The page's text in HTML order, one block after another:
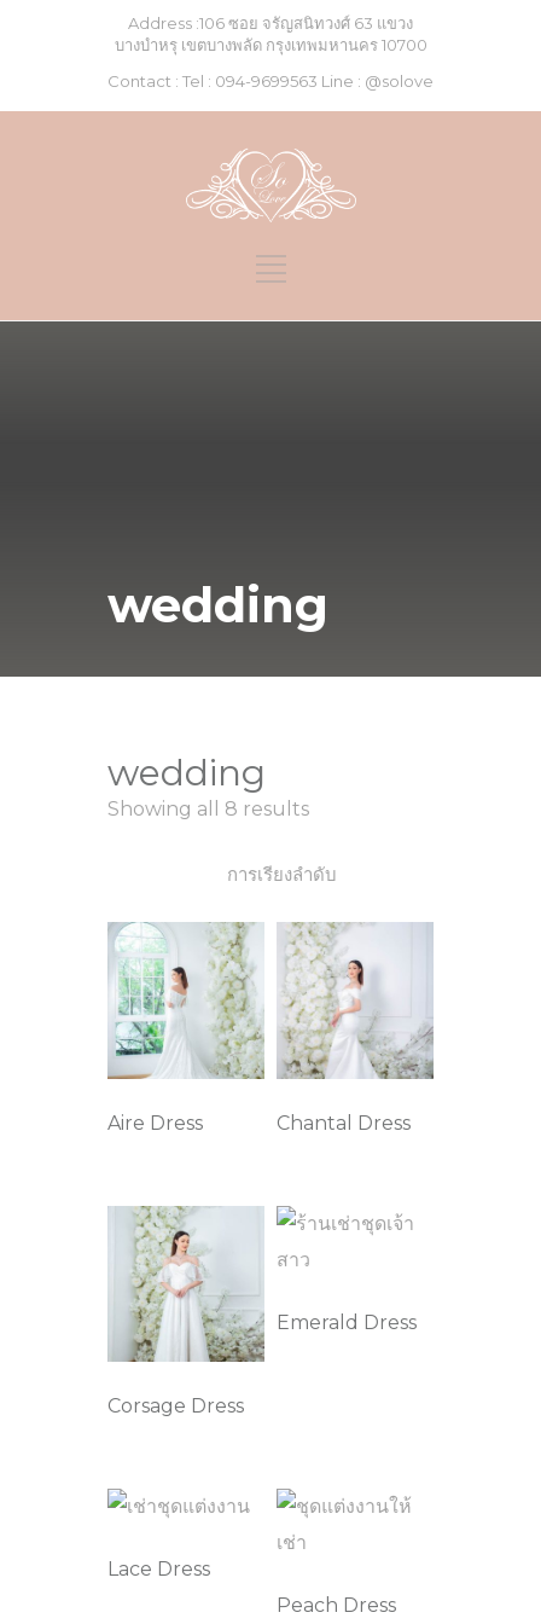
Address :106 ซอย จรัญสนิทวงศ์ 63 แขวง
บางบำหรุ เขตบางพลัด กรุงเทพมหานคร 10700
Contact : Tel : 094-9699563 Line : @solove
wedding
wedding
Showing all 8 results
Aire Dress Chantal Dress
Corsage Dress
Emerald Dress
Lace Dress
Peach Dress